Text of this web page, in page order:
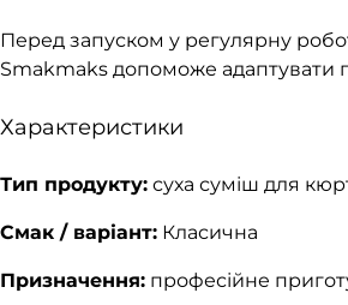
Перед запуском у регулярну
Smakmaks допоможе адаптувати
Характеристики
Тип продукту: суха суміш для
Смак / варіант: Класична
Призначення: професійне